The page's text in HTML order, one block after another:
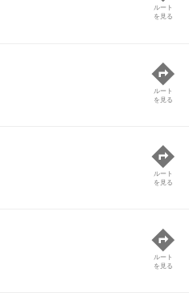
ルート
を見る
ルート
を見る
ルート
を見る
ルート
を見る